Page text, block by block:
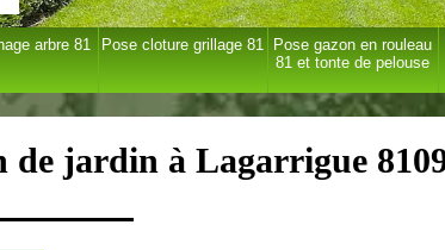
arbre 81 Pose cloture grillage 81
Pose gazon en rouleau
81 et tonte de pelouse
jardin à Lagarrigue